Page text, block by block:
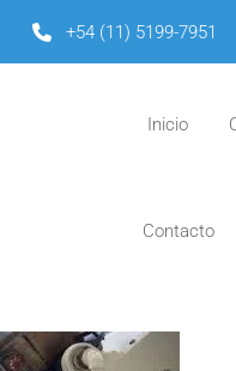
+54 (11) 5199-7951
Inicio
Contacto